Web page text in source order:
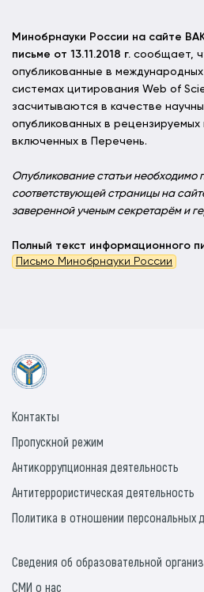
Минобрнауки России на сайте
письме от 13.11.2018 г. сообщает,
опубликованные в
системах цитирования Web of
засчитываются в качестве
опубликованных в рецензируемых
включенных в Перечень.
Опубликование статьи необходимо
соответствующей страницы на
заверенной ученым секретарём и
Полный текст информационного
Письмо Минобрнауки России
Контакты
Пропускной режим
Антикоррупционная деятельность
Антитеррористическая деятельность
Политика в отношении персональных
Сведения об образовательной
СМИ о нас